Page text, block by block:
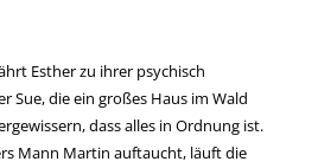
Esther zu ihrer psychisch
Sue, die ein großes Haus im Wald
dass alles in Ordnung ist.
Mann Martin auftaucht, läuft die